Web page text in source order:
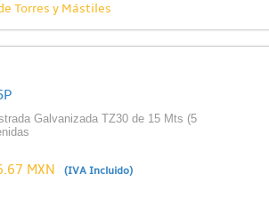
Torres y Mástiles
Galvanizada TZ30 de 15 Mts (5
MXN (IVA Incluido)